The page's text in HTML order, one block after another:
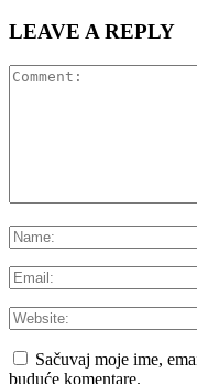
LEAVE A REPLY
Sačuvaj moje ime,
buduće komentare.